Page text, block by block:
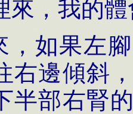
來，我的
，如果左
右邊傾斜
半部右腎